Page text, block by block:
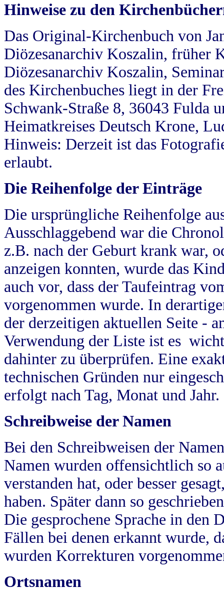
Hinweise zu den
Das Original-Kirchenbuch von
Diözesanarchiv Koszalin, früher
Diözesanarchiv Koszalin,
des Kirchenbuches liegt in der
Schwank-Straße 8, 36043 Fulda
Heimatkreises Deutsch Krone,
Hinweis: Derzeit ist das
erlaubt.
Die Reihenfolge der Einträge
Die ursprüngliche Reihenfolge
Ausschlaggebend war die
z.B. nach der Geburt krank war,
anzeigen konnten, wurde das
auch vor, dass der Taufeintrag
vorgenommen wurde. In
der derzeitigen aktuellen Seite -
Verwendung der Liste ist es
dahinter zu überprüfen. Eine
technischen Gründen nur
erfolgt nach Tag, Monat und Jahr.
Schreibweise der Namen
Bei den Schreibweisen der
Namen wurden offensichtlich so
verstanden hat, oder besser
haben. Später dann so
Die gesprochene Sprache in
Fällen bei denen erkannt wurde,
wurden Korrekturen
Ortsnamen